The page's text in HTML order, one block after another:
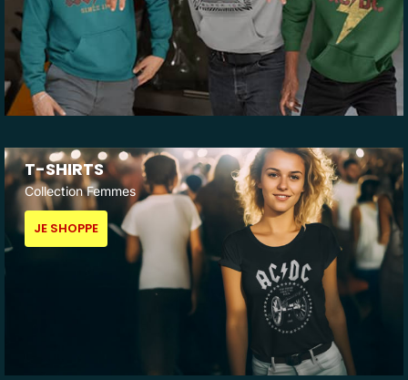
T-SHIRTS
Collection Femmes
JE SHOPPE